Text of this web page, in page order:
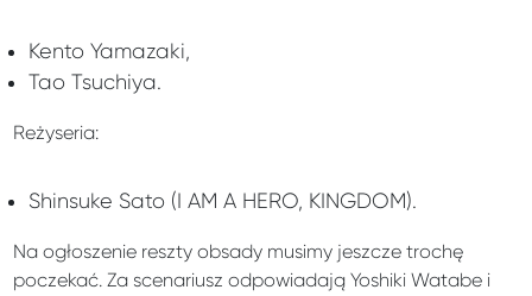
Kento Yamazaki,
Tao Tsuchiya.
Reżyseria:
Shinsuke Sato (I AM A HERO, KINGDOM).
Na ogłoszenie reszty obsady musimy jeszcze trochę
poczekać. Za scenariusz odpowiadają Yoshiki Watabe i